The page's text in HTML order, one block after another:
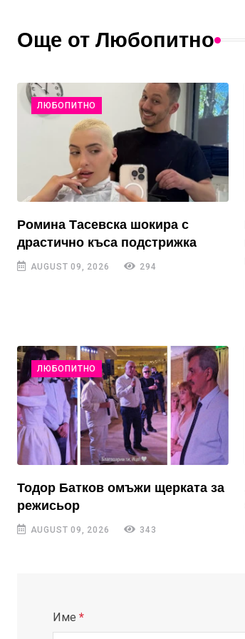
Още от Любопитно
ЛЮБОПИТНО
Ромина Тасевска шокира с
драстично къса подстрижка
AUGUST 09, 2026 294
ЛЮБОПИТНО
Тодор Батков омъжи щерката за
режисьор
AUGUST 09, 2026 343
Име *